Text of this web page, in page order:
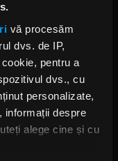
vă procesăm
dvs. de IP,
pentru a
dvs., cu
personalizate,
informații despre
alege cine și cu
a pieselor ce
lui decembrie.
de
diverse și
la funk și jazz.
și efervescent